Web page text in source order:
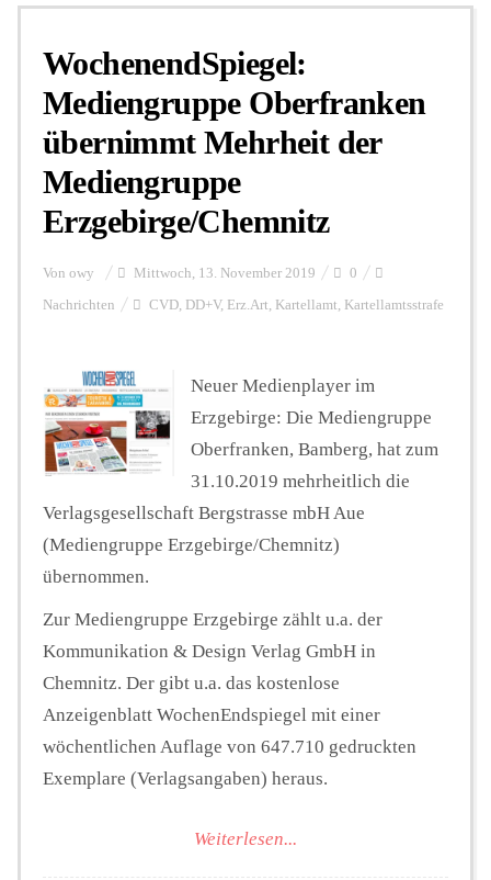
Personalien
Hintergrund
FUNKTURM-Beiträge
Podcast
Seminare
Unterstützen
WochenendSpiegel:
Mediengruppe Oberfranken
übernimmt Mehrheit der
Mediengruppe
Erzgebirge/Chemnitz
Von owy Mittwoch, 13. November 2019 0
Nachrichten CVD, DD+V, Erz.Art, Kartellamt, Kartellamtsstrafe
Neuer Medienplayer im
Erzgebirge: Die Mediengruppe
Oberfranken, Bamberg, hat zum
31.10.2019 mehrheitlich die
Verlagsgesellschaft Bergstrasse mbH Aue
(Mediengruppe Erzgebirge/Chemnitz)
übernommen.
Zur Mediengruppe Erzgebirge zählt u.a. der
Kommunikation & Design Verlag GmbH in
Chemnitz. Der gibt u.a. das kostenlose
Anzeigenblatt WochenEndspiegel mit einer
wöchentlichen Auflage von 647.710 gedruckten
Exemplare (Verlagsangaben) heraus.
Weiterlesen...